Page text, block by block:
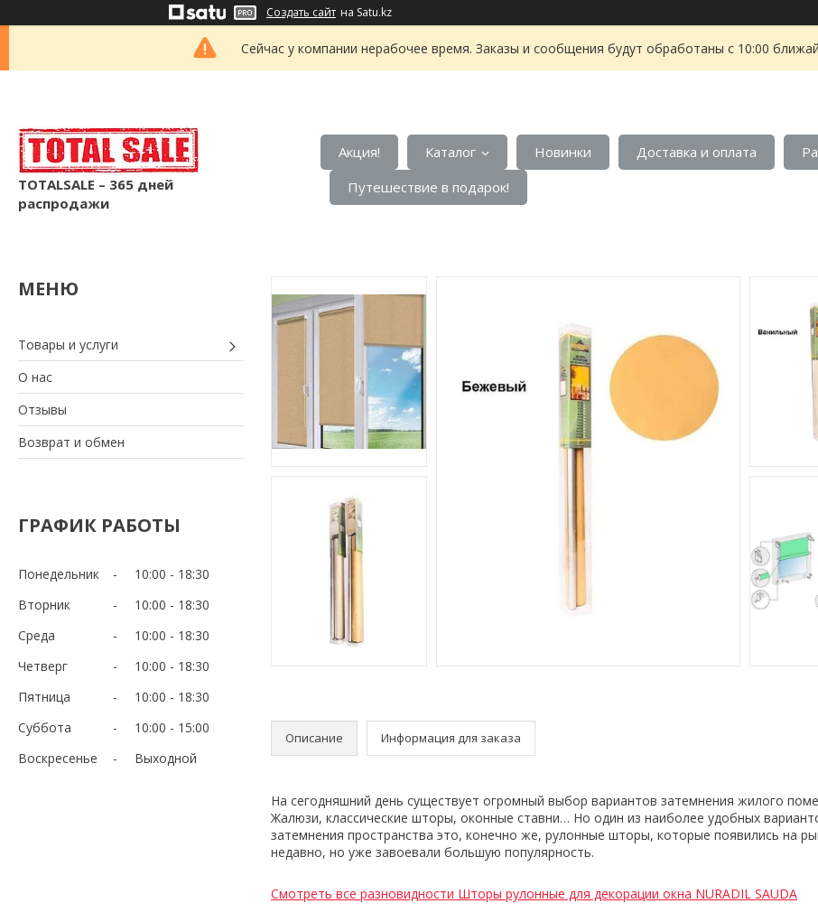
Создать сайт на Satu.kz
Сейчас у компании нерабочее время. Заказы и сообщения будут обработаны с 10:00
TOTALSALE – 365 дней
распродажи
Акция! Каталог Новинки Доставка и оплата
Путешествие в подарок!
Товары и услуги
О нас
Отзывы
Возврат и обмен
ГРАФИК РАБОТЫ
Понедельник 10:00
18:30
Вторник
10:00
18:30
Среда
10:00
18:30
Четверг
10:00
18:30
Пятница
10:00
18:30
Суббота
10:00
15:00
Воскресенье
Выходной
Описание Информация для заказа
На сегодняшний день существует огромный выбор вариантов затемнения жилого
Жалюзи, классические шторы, оконные ставни… Но один из наиболее удобных
затемнения пространства это, конечно же, рулонные шторы, которые появились на
недавно, но уже завоевали большую популярность.
Смотреть все разновидности Шторы рулонные для декорации окна NURADIL SAUDA